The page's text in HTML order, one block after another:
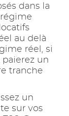
dans la
au delà
réel, si
un
tranche
un
sur vos